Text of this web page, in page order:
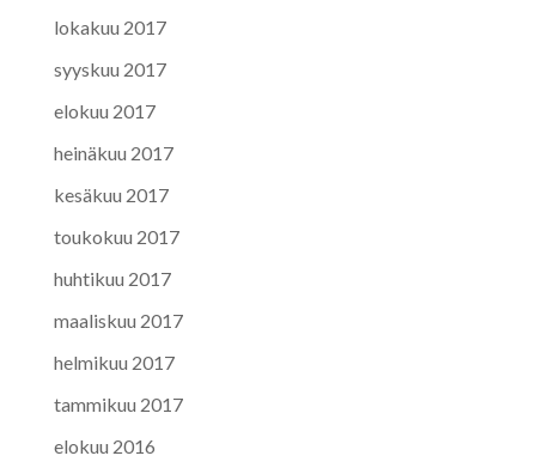
lokakuu 2017
syyskuu 2017
elokuu 2017
heinäkuu 2017
kesäkuu 2017
toukokuu 2017
huhtikuu 2017
maaliskuu 2017
helmikuu 2017
tammikuu 2017
elokuu 2016